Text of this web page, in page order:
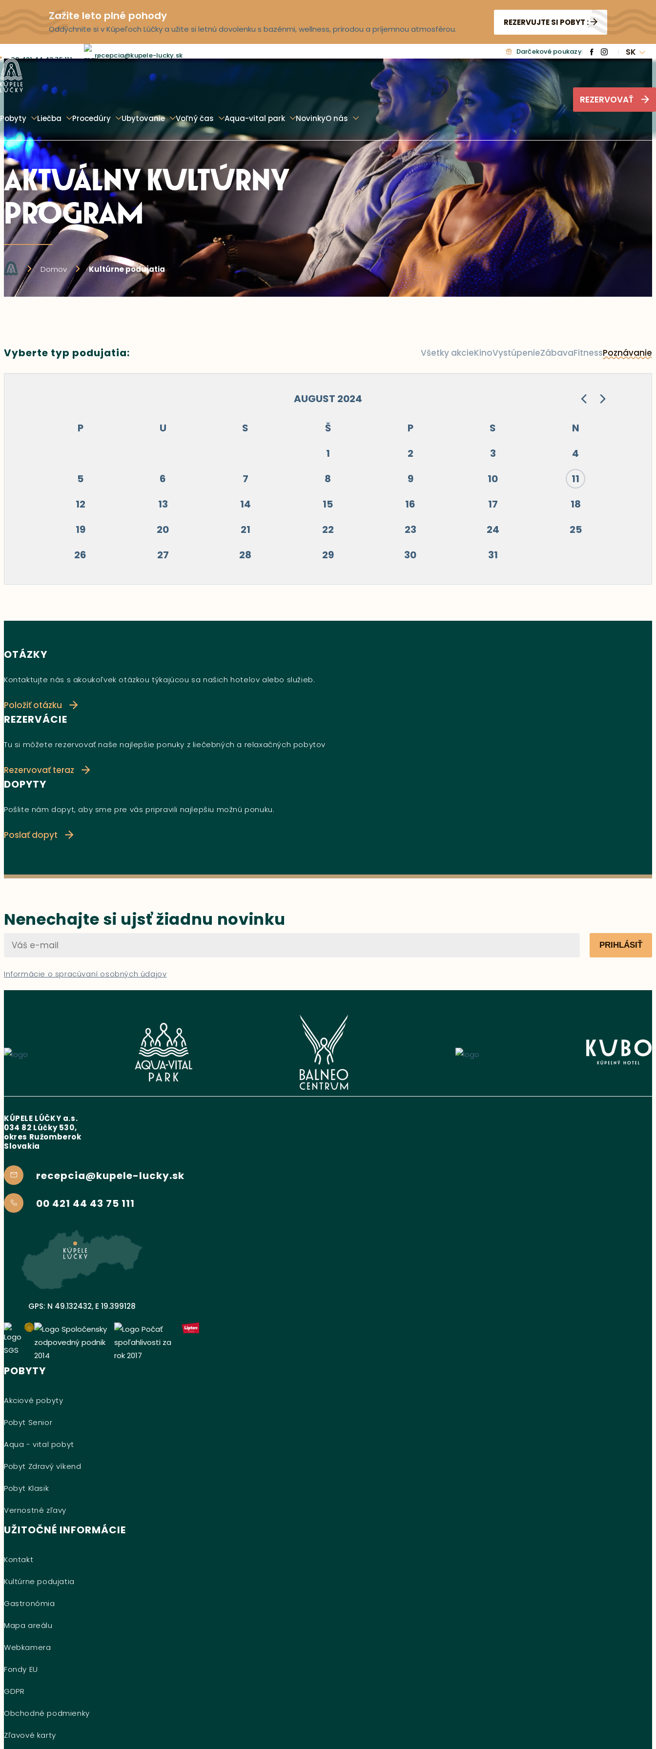
Zažite leto plné pohody
Oddýchnite si v Kúpeľoch Lúčky a užite si letnú dovolenku s bazénmi, wellness, prírodou a príjemnou atmosférou.
REZERVUJTE SI POBYT :
00 421 44 43 75 111 recepcia@kupele-lucky.sk Darčekové poukazy SK
Pobyty Liečba Procedúry Ubytovanie Voľný čas Aqua-vital park NovinkyO nás
REZERVOVAŤ
AKTUÁLNY KULTÚRNY
PROGRAM
Domov Kultúrne podujatia
Vyberte typ podujatia: Všetky akcieKinoVystúpenieZábavaFitnessPoznávanie
AUGUST 2024
P U S Š P S
N
1
2 3
4
5
6 7 8 9 10
11
12
13 14 15 16 17
18
19
20 21 22 23 24
25
26
27 28 29 30 31
OTÁZKY
Kontaktujte nás s akoukoľvek otázkou týkajúcou sa našich hotelov alebo služieb.
Položiť otázku
REZERVÁCIE
Tu si môžete rezervovať naše najlepšie ponuky z liečebných a relaxačných pobytov
Rezervovať teraz
DOPYTY
Pošlite nám dopyt, aby sme pre vás pripravili najlepšiu možnú ponuku.
Poslať dopyt
Nenechajte si ujsť žiadnu novinku
PRIHLÁSIŤ
Informácie o spracúvaní osobných údajov
KÚPELE LÚČKY a.s.
034 82 Lúčky 530,
okres Ružomberok
Slovakia
recepcia@kupele-lucky.sk
00 421 44 43 75 111
GPS: N 49.132432, E 19.399128
POBYTY
Akciové pobyty
Pobyt Senior
Aqua - vital pobyt
Pobyt Zdravý víkend
Pobyt Klasik
Vernostné zľavy
UŽITOČNÉ INFORMÁCIE
Kontakt
Kultúrne podujatia
Gastronómia
Mapa areálu
Webkamera
Fondy EU
GDPR
Obchodné podmienky
Zľavové karty